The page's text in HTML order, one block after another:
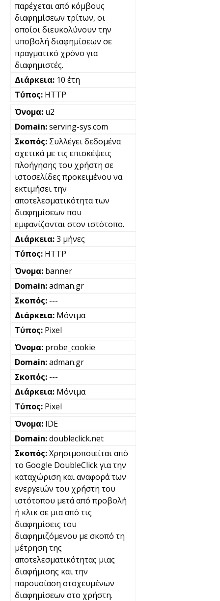
παρέχεται από κόμβους
διαφημίσεων τρίτων, οι
οποίοι διευκολύνουν την
υποβολή διαφημίσεων σε
πραγματικό χρόνο για
διαφημιστές.
10 έτη
HTTP
u2
serving-sys.com
Συλλέγει δεδομένα
σχετικά με τις επισκέψεις
πλοήγησης του χρήστη σε
ιστοσελίδες προκειμένου να
εκτιμήσει την
αποτελεσματικότητα των
διαφημίσεων που
εμφανίζονται στον ιστότοπο.
3 μήνες
HTTP
banner
adman.gr
---
Μόνιμα
Pixel
probe_cookie
adman.gr
---
Μόνιμα
Pixel
IDE
doubleclick.net
Χρησιμοποιείται από
το Google DoubleClick για την
καταχώριση και αναφορά των
ενεργειών του χρήστη του
ιστότοπου μετά από προβολή
ή κλικ σε μια από τις
διαφημίσεις του
διαφημιζόμενου με σκοπό τη
μέτρηση της
αποτελεσματικότητας μιας
διαφήμισης και την
παρουσίαση στοχευμένων
διαφημίσεων στο χρήστη.